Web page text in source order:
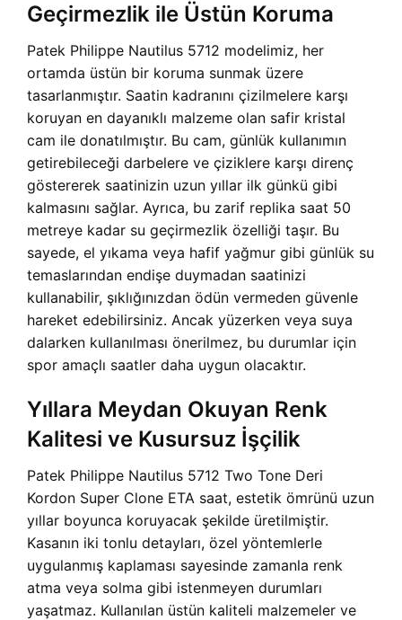
Geçirmezlik ile Üstün Koruma
Patek Philippe Nautilus 5712 modelimiz, her
ortamda üstün bir koruma sunmak üzere
tasarlanmıştır. Saatin kadranını çizilmelere karşı
koruyan en dayanıklı malzeme olan safir kristal
cam ile donatılmıştır. Bu cam, günlük kullanımın
getirebileceği darbelere ve çiziklere karşı direnç
göstererek saatinizin uzun yıllar ilk günkü gibi
kalmasını sağlar. Ayrıca, bu zarif replika saat 50
metreye kadar su geçirmezlik özelliği taşır. Bu
sayede, el yıkama veya hafif yağmur gibi günlük su
temaslarından endişe duymadan saatinizi
kullanabilir, şıklığınızdan ödün vermeden güvenle
hareket edebilirsiniz. Ancak yüzerken veya suya
dalarken kullanılması önerilmez, bu durumlar için
spor amaçlı saatler daha uygun olacaktır.
Yıllara Meydan Okuyan Renk
Kalitesi ve Kusursuz İşçilik
Patek Philippe Nautilus 5712 Two Tone Deri
Kordon Super Clone ETA saat, estetik ömrünü uzun
yıllar boyunca koruyacak şekilde üretilmiştir.
Kasanın iki tonlu detayları, özel yöntemlerle
uygulanmış kaplaması sayesinde zamanla renk
atma veya solma gibi istenmeyen durumları
yaşatmaz. Kullanılan üstün kaliteli malzemeler ve